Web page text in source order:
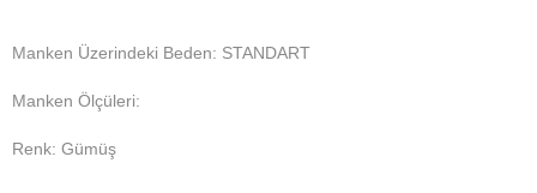
Manken Üzerindeki Beden: STANDART
Manken Ölçüleri:
Renk: Gümüş